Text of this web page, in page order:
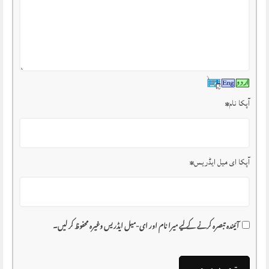
آپکا نام*
آپکا ای میل ایڈریس*
آئیندہ تبصرہ کرنے کے لیے میرا نام اور ای-میل ایڈریس وغیرہ محفوظ کر لیں۔